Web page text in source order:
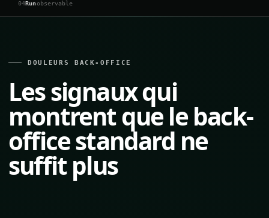
04Runobservable
DOULEURS BACK-OFFICE
Les signaux qui
montrent que le back-
office standard ne
suffit plus